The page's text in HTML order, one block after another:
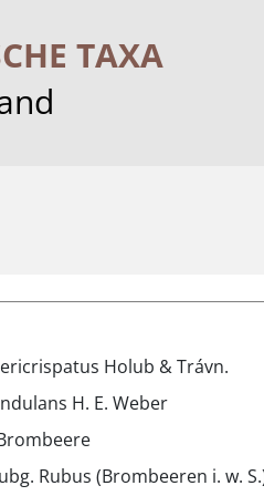
TAXA
Holub & Trávn.
H. E. Weber
Rubus (Brombeeren i. w.